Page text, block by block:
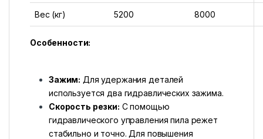
Вес (кг) 5200 8000
Особенности:
Зажим: Для удержания деталей
используется два гидравлических зажима.
Скорость резки: С помощью
гидравлического управления пила режет
стабильно и точно. Для повышения